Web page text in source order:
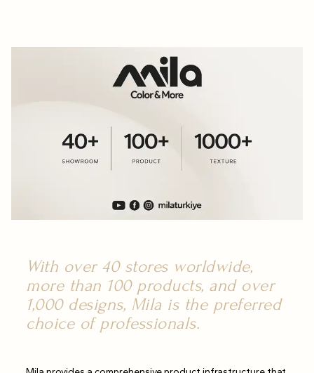
With over 40 stores worldwide,
more than 100 products, and over
1,000 designs, Mila is the preferred
choice of professionals.